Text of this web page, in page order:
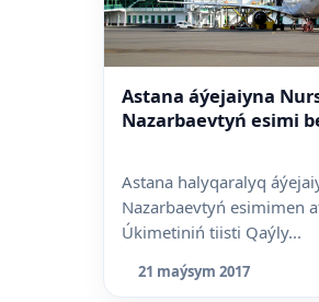
Astana áýejaiyna
Nazarbaevtyń esimi
Astana halyqaralyq
Nazarbaevtyń esimimen
Úkimetiniń tiisti Qaýly...
21 maýsym 2017